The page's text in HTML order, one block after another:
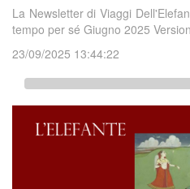
La Newsletter di Viaggi
tempo per sé Giugno 2025
23/09/2025 13:44:22